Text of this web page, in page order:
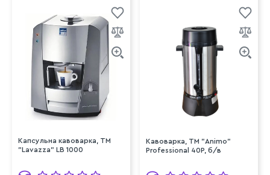
Капсульна кавоварка, ТМ
"Lavazza" LB 1000
Кавоварка, ТМ "Animo"
Professional 40P, б/в